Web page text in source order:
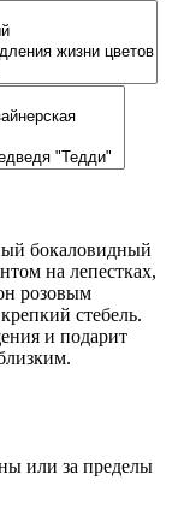
бокаловидный
на лепестках,
розовым
стебель.
и подарит
или за пределы